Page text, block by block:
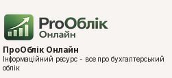
ПроОблік Онлайн
Інформаційний ресурс - все про бухгалтерський
облік